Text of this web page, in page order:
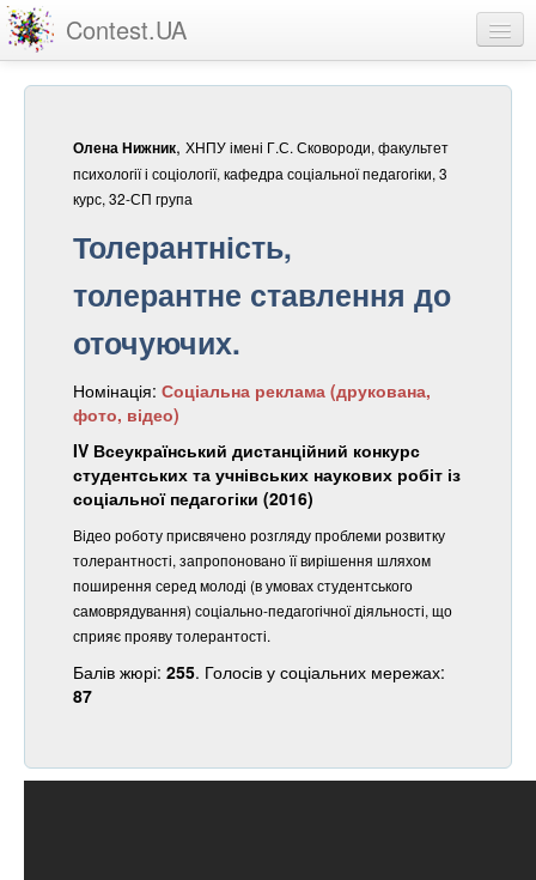
Contest.UA
Статистика
Олена Нижник, ХНПУ імені Г.С. Сковороди, факультет
психології і соціології, кафедра соціальної педагогіки, 3
курс, 32-СП група
Толерантність,
толерантне ставлення до
оточуючих.
Номінація: Соціальна реклама (друкована,
фото, відео)
IV Всеукраїнський дистанційний конкурс
студентських та учнівських наукових робіт із
соціальної педагогіки (2016)
Відео роботу присвячено розгляду проблеми розвитку
толерантності, запропоновано її вирішення шляхом
поширення серед молоді (в умовах студентського
самоврядування) соціально-педагогічної діяльності, що
сприяє прояву толерантості.
Балів жюрі: 255. Голосів у соціальних мережах:
87